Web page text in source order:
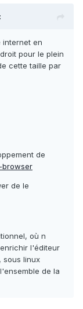
internet en
pour le plein
cette taille par
de
browser
de le
où n
l'éditeur
sous linux
de la